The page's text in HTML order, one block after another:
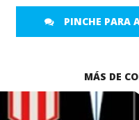
PINCHE PARA
MÁS DE